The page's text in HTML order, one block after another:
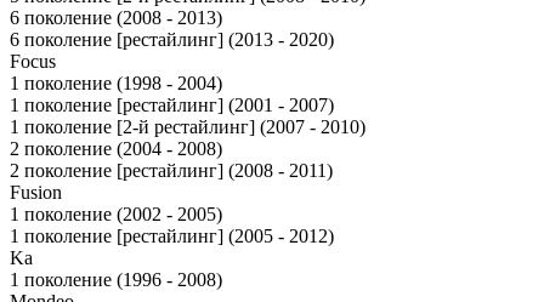
6 поколение (2008 - 2013)
6 поколение [рестайлинг] (2013 - 2020)
Focus
1 поколение (1998 - 2004)
1 поколение [рестайлинг] (2001 - 2007)
1 поколение [2-й рестайлинг] (2007 - 2010)
2 поколение (2004 - 2008)
2 поколение [рестайлинг] (2008 - 2011)
Fusion
1 поколение (2002 - 2005)
1 поколение [рестайлинг] (2005 - 2012)
Ka
1 поколение (1996 - 2008)